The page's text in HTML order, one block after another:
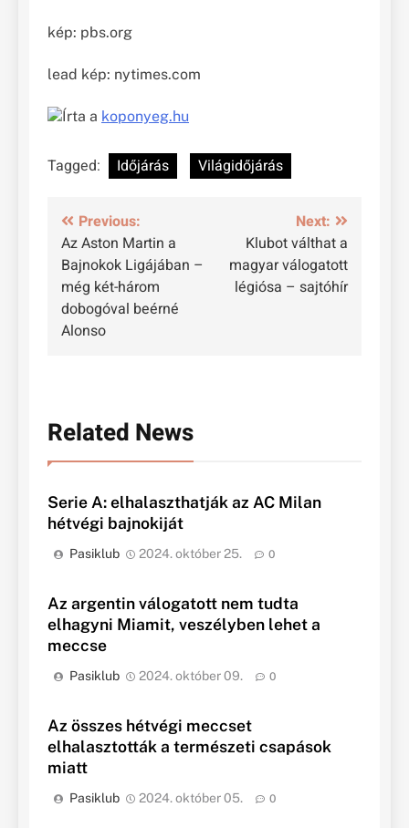
kép: pbs.org
lead kép: nytimes.com
Írta a koponyeg.hu
Tagged: Időjárás Világidőjárás
Bejegyzés
navigáció
Previous:
Az Aston Martin a
Bajnokok Ligájában –
még két-három
dobogóval beérné
Alonso
Next:
Klubot válthat a
magyar válogatott
légiósa – sajtóhír
Related News
Serie A: elhalaszthatják az AC Milan
hétvégi bajnokiját
Pasiklub 2024. október 25. 0
Az argentin válogatott nem tudta
elhagyni Miamit, veszélyben lehet a
meccse
Pasiklub 2024. október 09. 0
Az összes hétvégi meccset
elhalasztották a természeti csapások
miatt
Pasiklub 2024. október 05. 0